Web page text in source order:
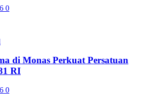
0
di Monas Perkuat Persatuan
RI
0